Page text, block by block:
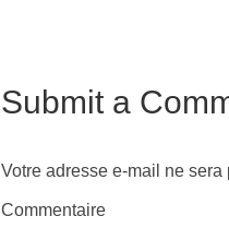
Submit a
Votre adresse e-mail ne sera